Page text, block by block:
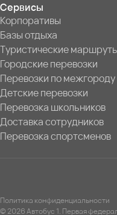
Сервисы
Корпоративы
Базы отдыха
Туристические
Городские перевозки
Перевозки по межгороду
Детские перевозки
Перевозка школьников
Доставка сотрудников
Перевозка спортсменов
Политика конфиденциальности
© 2026 Автобус 1. Первая